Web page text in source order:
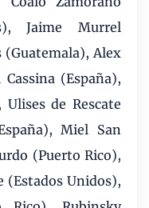
Jaime Murrel
(Guatemala), Alex
(España),
de Rescate
Miel San
(Puerto Rico),
(Estados Unidos),